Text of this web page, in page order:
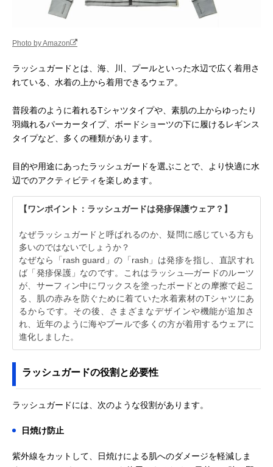
Photo by Amazon
ラッシュガードとは、海、川、プールといった水辺で広く着用さ
れている、水着の上から着用できるウェア。
普段着のように着れるTシャツタイプや、素肌の上からゆったり
羽織れるパーカータイプ、ボードショーツの下に履けるレギンス
タイプなど、多くの種類があります。
目的や用途にあったラッシュガードを選ぶことで、より快適に水
辺でのアクティビティを楽しめます。
【ワンポイント：ラッシュガードは発疹保護ウェア？】
なぜラッシュガードと呼ばれるのか、疑問に感じている方も
多いのではないでしょうか？
なぜなら「rash guard」の「rash」は発疹を指し、直訳すれ
ば「発疹保護」なのです。これはラッシュ―ガードのルーツ
が、サーフィン中にワックスを塗ったボードとの摩擦で起こ
る、肌の赤みを防ぐために着ていた水着素材のTシャツにあ
るからです。その後、さまざまなデザインや機能が追加さ
れ、近年のように海やプールで多くの方が着用するウェアに
進化しました。
ラッシュガードの役割と必要性
ラッシュガードには、次のような役割があります。
日焼け防止
紫外線をカットして、日焼けによる肌へのダメージを軽減しま